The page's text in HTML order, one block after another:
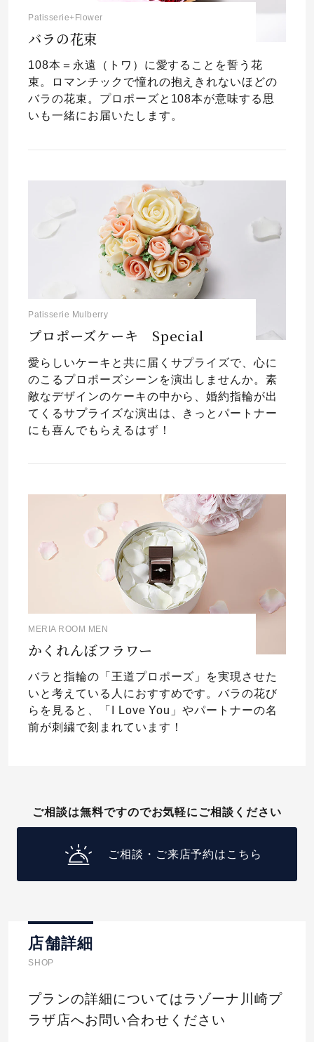
Patisserie+Flower
バラの花束
108本＝永遠（トワ）に愛することを誓う花
束。ロマンチックで憧れの抱えきれないほどの
バラの花束。プロポーズと108本が意味する思
いも一緒にお届いたします。
Patisserie Mulberry
プロポーズケーキ Special
愛らしいケーキと共に届くサプライズで、心に
のこるプロポーズシーンを演出しませんか。素
敵なデザインのケーキの中から、婚約指輪が出
てくるサプライズな演出は、きっとパートナー
にも喜んでもらえるはず！
MERIA ROOM MEN
かくれんぼフラワー
バラと指輪の「王道プロポーズ」を実現させた
いと考えている人におすすめです。バラの花び
らを見ると、「I Love You」やパートナーの名
前が刺繍で刻まれています！
ご相談は無料ですのでお気軽にご相談ください
ご相談・ご来店予約はこちら
店舗詳細
SHOP
プランの詳細についてはラゾーナ川崎プ
ラザ店へお問い合わせください